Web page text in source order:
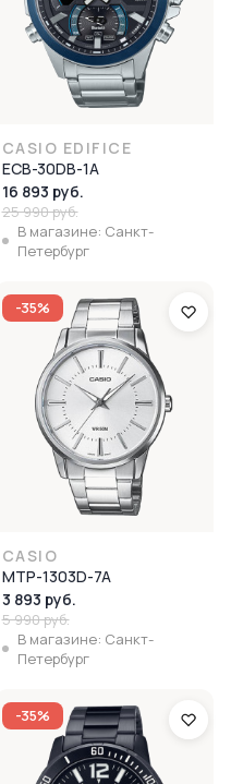
CASIO EDIFICE
ECB-30DB-1A
16 893 руб.
25 990 руб.
В магазине: Санкт-
Петербург
-35%
CASIO
MTP-1303D-7A
3 893 руб.
5 990 руб.
В магазине: Санкт-
Петербург
-35%